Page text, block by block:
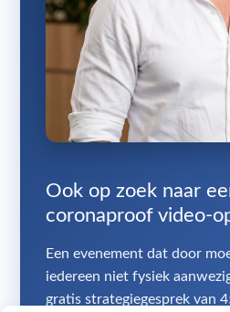
Ook op zoek naar
coronaproof video-
Een evenement dat door
iedereen niet fysiek
gratis strategiegesprek van